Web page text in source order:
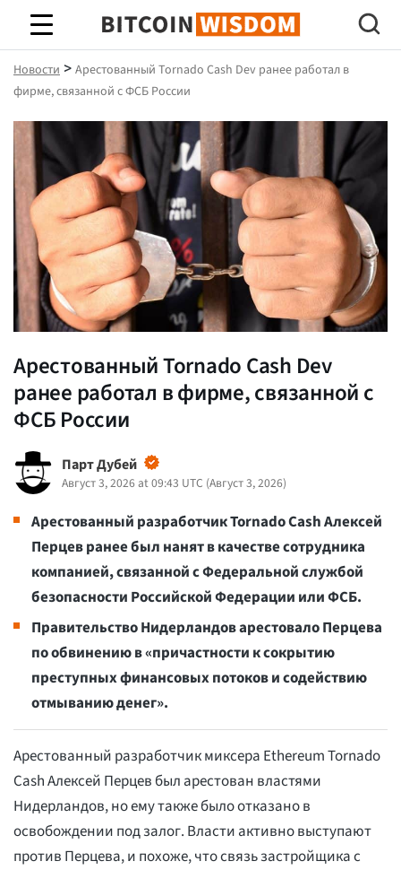
Биткойн Мудрость
Новости > Арестованный Tornado Cash Dev ранее работал в
фирме, связанной с ФСБ России
Арестованный Tornado Cash Dev
ранее работал в фирме, связанной с
ФСБ России
Парт Дубей
Август 3, 2026 at 09:43 UTC (Август 3, 2026)
Арестованный разработчик Tornado Cash Алексей
Перцев ранее был нанят в качестве сотрудника
компанией, связанной с Федеральной службой
безопасности Российской Федерации или ФСБ.
Правительство Нидерландов арестовало Перцева
по обвинению в «причастности к сокрытию
преступных финансовых потоков и содействию
отмыванию денег».
Арестованный разработчик миксера Ethereum Tornado
Cash Алексей Перцев был арестован властями
Нидерландов, но ему также было отказано в
освобождении под залог. Власти активно выступают
против Перцева, и похоже, что связь застройщика с